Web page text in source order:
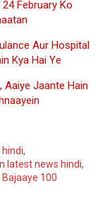
February Ko
Aur Hospital
Kya Hai Ye
Aaiye Jaante Hain
,
latest news hindi,
Bajaaye 100